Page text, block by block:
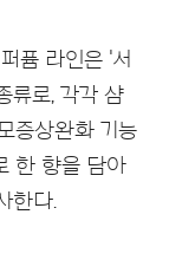
퓸 라인은 '서
류로, 각각 샴
증상완화 기능
한 향을 담아
한다.